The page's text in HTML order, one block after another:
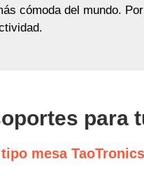
cómoda del mundo.
para
mesa TaoTronics